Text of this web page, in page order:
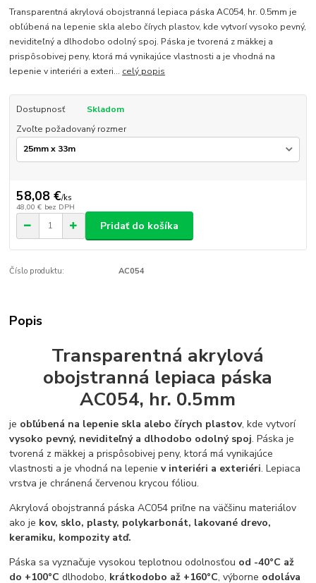
Transparentná akrylová obojstranná lepiaca páska AC054, hr. 0.5mm je
obľúbená na lepenie skla alebo čírych plastov, kde vytvorí vysoko pevný,
neviditeľný a dlhodobo odolný spoj. Páska je tvorená z mäkkej a
prispôsobivej peny, ktorá má vynikajúce vlastnosti a je vhodná na
lepenie v interiéri a exteri... celý popis
Dostupnosť
Skladom
Zvoľte požadovaný rozmer
58,08 €/ks
48,00 € bez DPH
Pridať do košíka
Číslo produktu: AC054
Popis
Transparentná akrylová
obojstranná lepiaca páska
AC054, hr. 0.5mm
je obľúbená na lepenie skla alebo čírych plastov, kde vytvorí
vysoko pevný, neviditeľný a dlhodobo odolný spoj. Páska je
tvorená z mäkkej a prispôsobivej peny, ktorá má vynikajúce
vlastnosti a je vhodná na lepeniev interiéri a exteriéri. Lepiaca
vrstva je chránená červenou krycou fóliou.
Akrylová obojstranná páska AC054 priľne na väčšinu materiálov
ako je kov, sklo, plasty, polykarbonát, lakované drevo,
keramiku, kompozity atď.
Páska sa vyznačuje vysokou teplotnou odolnosťou od -40°C až
do +100°C dlhodobo, krátkodobo až +160°C, výborne odoláva